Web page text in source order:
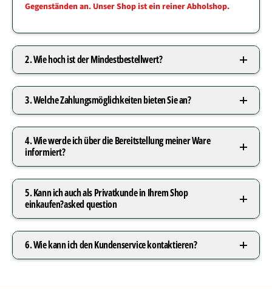
Gegenständen an. Unser Shop ist ein reiner Abholshop.
2. Wie hoch ist der Mindestbestellwert?
3. Welche Zahlungsmöglichkeiten bieten Sie an?
4. Wie werde ich über die Bereitstellung meiner Ware
informiert?
5. Kann ich auch als Privatkunde in Ihrem Shop
einkaufen?asked question
6. Wie kann ich den Kundenservice kontaktieren?